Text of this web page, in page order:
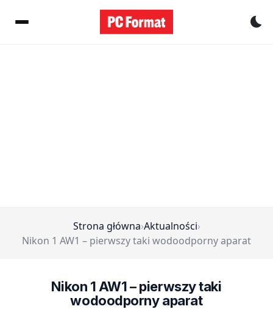
Strona główna›Aktualności›
Nikon 1 AW1 – pierwszy taki wodoodporny aparat
Nikon 1 AW1 – pierwszy taki
wodoodporny aparat